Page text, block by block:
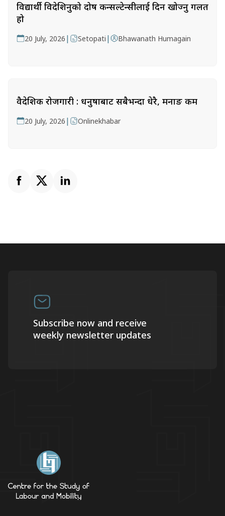
विद्यार्थी विदेशिनुको दोष कन्सल्टेन्सीलाई दिन खोज्नु गलत
हो
20 July, 2026 | Setopati | Bhawanath Humagain
वैदेशिक रोजगारी : धनुषाबाट सबैभन्दा धेरै, मनाङ कम
20 July, 2026 | Onlinekhabar
Subscribe now and receive
weekly newsletter updates